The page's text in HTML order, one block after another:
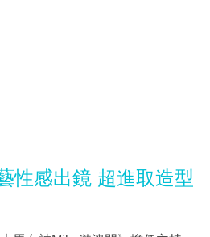
性感出鏡 超進取造型